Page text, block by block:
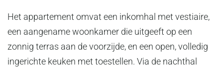
Het appartement omvat een inkomhal met vestiaire,
een aangename woonkamer die uitgeeft op een
zonnig terras aan de voorzijde, en een open, volledig
ingerichte keuken met toestellen. Via de nachthal